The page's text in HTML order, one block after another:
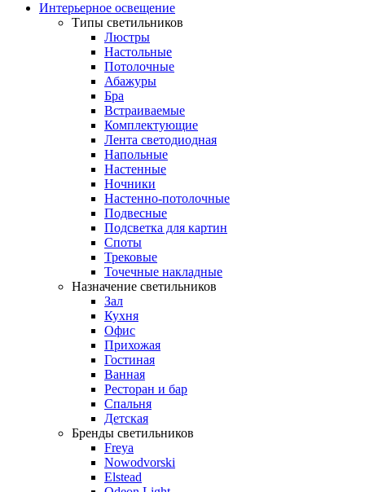
Интерьерное освещение
Типы светильников
Люстры
Настольные
Потолочные
Абажуры
Бра
Встраиваемые
Комплектующие
Лента светодиодная
Напольные
Настенные
Ночники
Настенно-потолочные
Подвесные
Подсветка для картин
Споты
Трековые
Точечные накладные
Назначение светильников
Зал
Кухня
Офис
Прихожая
Гостиная
Ванная
Ресторан и бар
Спальня
Детская
Бренды светильников
Freya
Nowodvorski
Elstead